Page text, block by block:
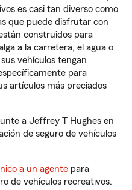
es casi tan diverso como
que puede disfrutar con
construidos para
a la carretera, el agua o
vehículos tengan
para
artículos más preciados
a Jeffrey T Hughes en
de seguro de vehículos
a un agente para
de vehículos recreativos.